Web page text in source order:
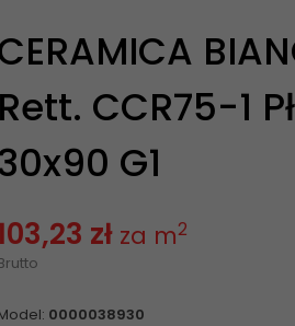
Rett. CCR75-1
G1
zł za m2
0000038930